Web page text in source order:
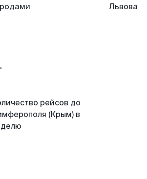
Львова
рейсов до
(Крым) в